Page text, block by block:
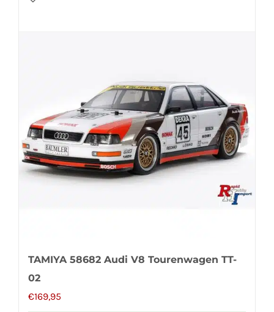
TAMIYA 58682 Audi V8 Tourenwagen TT-
02
€169,95